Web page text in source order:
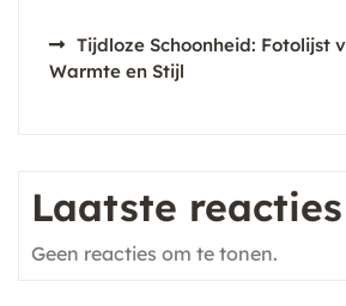
Tijdloze Schoonheid: Fotolijst
Warmte en Stijl
Laatste reacties
Geen reacties om te tonen.